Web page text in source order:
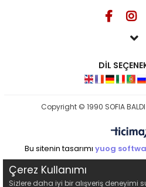
DİL
Copyright © 1990 SOFIA
Bu sitenin tasarımı yuog
Çerez Kullanımı
Sizlere daha iyi bir alışveriş deneyimi